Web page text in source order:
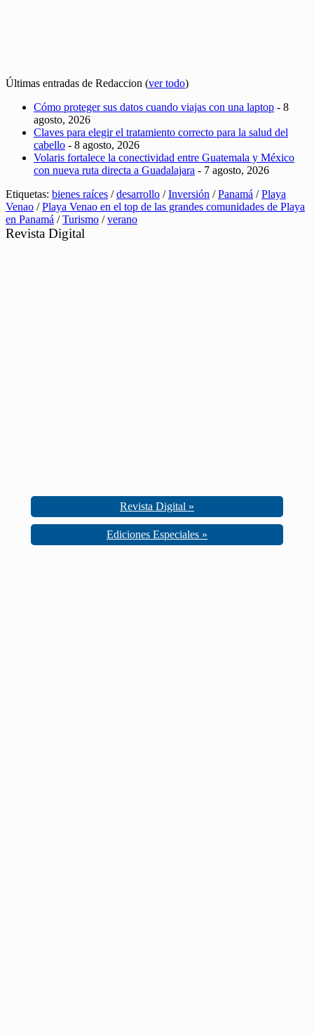
Últimas entradas de Redaccion (ver todo)
Cómo proteger sus datos cuando viajas con una laptop - 8
agosto, 2026
Claves para elegir el tratamiento correcto para la salud del
cabello - 8 agosto, 2026
Volaris fortalece la conectividad entre Guatemala y México
con nueva ruta directa a Guadalajara - 7 agosto, 2026
Etiquetas: bienes raíces /desarrollo /Inversión /Panamá /Playa
Venao /Playa Venao en el top de las grandes comunidades de Playa
en Panamá /Turismo /verano
Revista Digital
Revista Digital »
Ediciones Especiales »